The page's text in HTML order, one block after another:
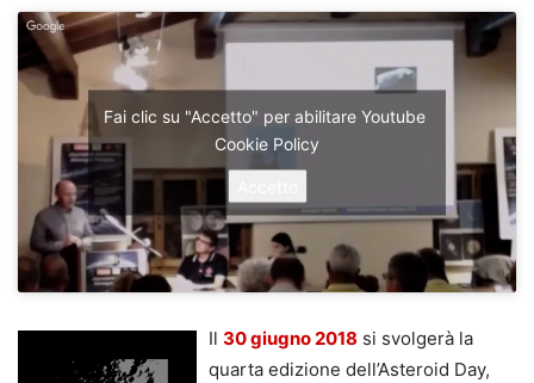
Fai clic su "Accetto" per abilitare Youtube
Cookie Policy
Il 30 giugno 2018 si svolgerà la
quarta edizione dell’Asteroid Day,